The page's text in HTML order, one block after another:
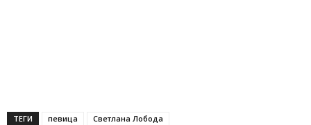
ТЕГИ певица Светлана Лобода